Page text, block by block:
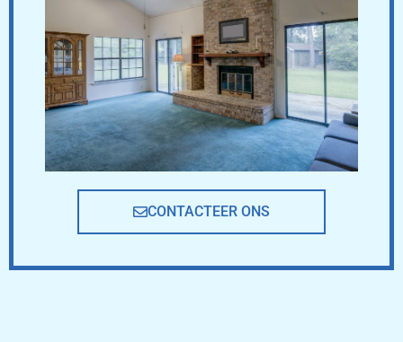
CONTACTEER ONS